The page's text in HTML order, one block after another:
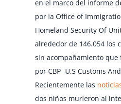
en el marco del informe
por la Office of
Homeland Security Of
alrededor de 146.054 los
sin acompañamiento que
por CBP- U.S Customs
Recientemente las
dos niños murieron al